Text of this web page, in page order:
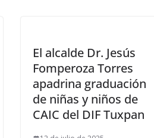
El alcalde Dr. Jesús
Fomperoza Torres
apadrina graduación
de niñas y niños de
CAIC del DIF Tuxpan